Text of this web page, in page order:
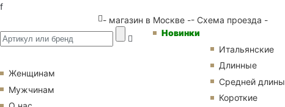
f
- магазин в Москве -- Схема проезда -
Новинки
Итальянские
Длинные
Средней длины
Короткие
Женщинам
Мужчинам